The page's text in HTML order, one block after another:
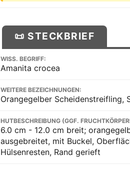
📜 STECKBRIEF
WISS. BEGRIFF:
Amanita crocea
WEITERE BEZEICHNUNGEN:
Orangegelber Scheidenstreifling,
HUTBESCHREIBUNG (GGF.
6.0 cm - 12.0 cm breit;
ausgebreitet, mit Buckel,
Hülsenresten, Rand gerieft